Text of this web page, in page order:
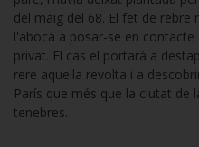
del maig del 68. El fet de
l'abocà a posar-se en
privat. El cas el portarà a
rere aquella revolta i a
París que més que la ciutat de
tenebres.